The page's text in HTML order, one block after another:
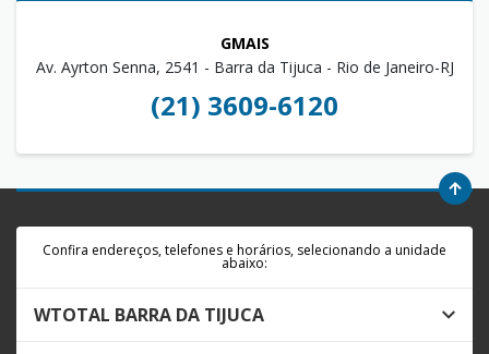
GMAIS
Av. Ayrton Senna, 2541 - Barra da Tijuca - Rio de Janeiro-RJ
(21) 3609-6120
Confira endereços, telefones e horários, selecionando a unidade
abaixo:
WTOTAL BARRA DA TIJUCA